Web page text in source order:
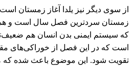
از سوی دیگر نیز یلدا آغاز زمستان
زمستان سردترین فصل سال است و
که سیستم ایمنی بدن انسان هم
است که در این فصل از خوراکی‌های
تقویت شود. این موضوع باعث شده که